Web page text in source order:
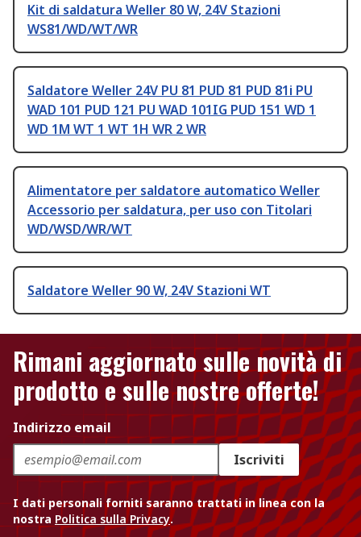
Kit di saldatura Weller 80 W, 24V Stazioni
WS81/WD/WT/WR
Saldatore Weller 24V PU 81 PUD 81 PUD 81i PU
WAD 101 PUD 121 PU WAD 101IG PUD 151 WD 1
WD 1M WT 1 WT 1H WR 2 WR
Alimentatore per saldatore automatico Weller
Accessorio per saldatura, per uso con Titolari
WD/WSD/WR/WT
Saldatore Weller 90 W, 24V Stazioni WT
Rimani aggiornato sulle novità di
prodotto e sulle nostre offerte!
Indirizzo email
Iscriviti
I dati personali forniti saranno trattati in linea con la
nostra Politica sulla Privacy.